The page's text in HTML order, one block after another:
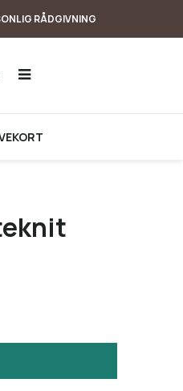
RÅDGIVNING